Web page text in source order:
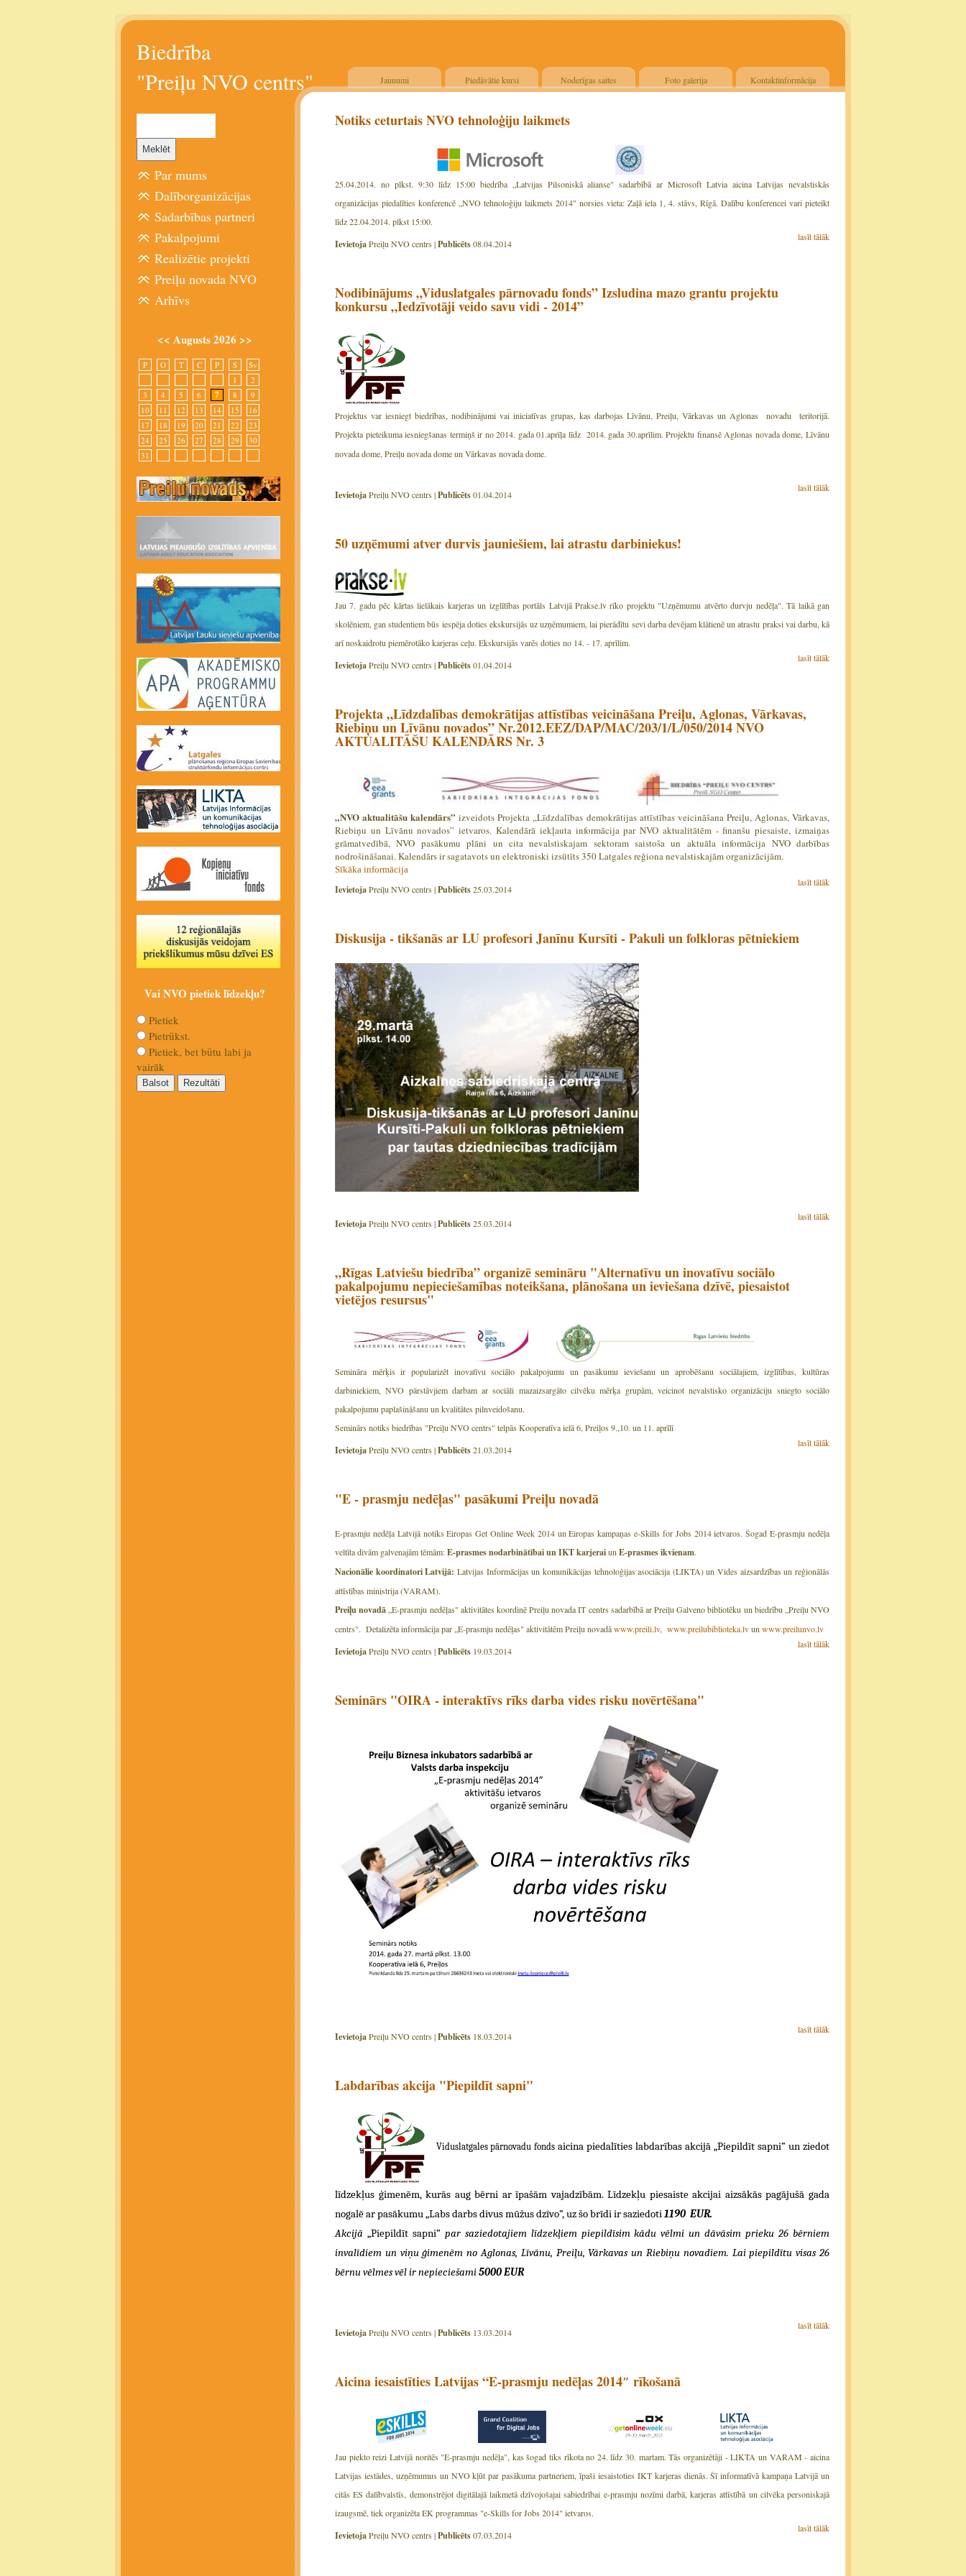
Biedrība
"Preiļu NVO centrs"
Jaunumi Piedāvātie kursi Noderīgas saites Foto galerija Kontaktinformācija
Notiks ceturtais NVO tehnoloģiju laikmets
25.04.2014. no plkst. 9:30 līdz 15:00 biedrība „Latvijas Pilsoniskā alianse" sadarbībā ar Microsoft Latvia aicina Latvijas nevalstiskās
organizācijas piedalīties konferencē „NVO tehnoloģiju laikmets 2014" norsies vieta: Zaļā iela 1, 4. stāvs, Rīgā. Dalību konferencei vari pieteikt
līdz 22.04.2014. plkst 15:00.
lasīt tālāk
IevietojaPreiļu NVO centrs |Publicēts08.04.2014
Nodibinājums „Viduslatgales pārnovadu fonds” Izsludina mazo grantu projektu
konkursu „Iedzīvotāji veido savu vidi - 2014”
Projektus var iesniegt biedrības, nodibinājumi vai iniciatīvas grupas, kas darbojas Līvānu, Preiļu, Vārkavas un Aglonas novadu teritorijā.
Projekta pieteikuma iesniegšanas termiņš ir no 2014. gada 01.aprīļa līdz 2014. gada 30.aprīlim. Projektu finansē Aglonas novada dome, Līvānu
novada dome, Preiļu novada dome un Vārkavas novada dome.
lasīt tālāk
IevietojaPreiļu NVO centrs |Publicēts01.04.2014
50 uzņēmumi atver durvis jauniešiem, lai atrastu darbiniekus!
Jau 7. gadu pēc kārtas lielākais karjeras un izglītības portāls Latvijā Prakse.lv rīko projektu "Uzņēmumu atvērto durvju nedēļa". Tā laikā gan
skolēniem, gan studentiem būs iespēja doties ekskursijās uz uzņēmumiem, lai pierādītu sevi darba devējam klātienē un atrastu praksi vai darbu, kā
arī noskaidrotu piemērotāko karjeras ceļu. Ekskursijās varēs doties no 14. - 17. aprīlim.
lasīt tālāk
IevietojaPreiļu NVO centrs |Publicēts01.04.2014
Projekta „Līdzdalības demokrātijas attīstības veicināšana Preiļu, Aglonas, Vārkavas,
Riebiņu un Līvānu novados” Nr.2012.EEZ/DAP/MAC/203/1/L/050/2014 NVO
AKTUALITĀŠU KALENDĀRS Nr. 3
„NVO aktualitāšu kalendārs” izveidots Projekta „Līdzdalības demokrātijas attīstības veicināšana Preiļu, Aglonas, Vārkavas,
Riebiņu un Līvānu novados” ietvaros. Kalendārā iekļauta informācija par NVO aktualitātēm - finanšu piesaiste, izmaiņas
grāmatvedībā, NVO pasākumu plāni un cita nevalstiskajam sektoram saistoša un aktuāla informācija NVO darbības
nodrošināšanai. Kalendārs ir sagatavots un elektroniski izsūtīts 350 Latgales reģiona nevalstiskajām organizācijām.
Sīkāka informācija
lasīt tālāk
IevietojaPreiļu NVO centrs |Publicēts25.03.2014
Diskusija - tikšanās ar LU profesori Janīnu Kursīti - Pakuli un folkloras pētniekiem
lasīt tālāk
IevietojaPreiļu NVO centrs |Publicēts25.03.2014
„Rīgas Latviešu biedrība” organizē semināru "Alternatīvu un inovatīvu sociālo
pakalpojumu nepieciešamības noteikšana, plānošana un ieviešana dzīvē, piesaistot
vietējos resursus"
Semināra mērķis ir popularizēt inovatīvu sociālo pakalpojumu un pasākumu ieviešanu un aprobēšanu sociālajiem, izglītības, kultūras
darbiniekiem, NVO pārstāvjiem darbam ar sociāli mazaizsargāto cilvēku mērķa grupām, veicinot nevalstisko organizāciju sniegto sociālo
pakalpojumu paplašināšanu un kvalitātes pilnveidošanu.
Seminārs notiks biedrības "Preiļu NVO centrs" telpās Kooperatīva ielā 6, Preiļos 9.,10. un 11. aprīlī
lasīt tālāk
IevietojaPreiļu NVO centrs |Publicēts21.03.2014
"E - prasmju nedēļas" pasākumi Preiļu novadā
E-prasmju nedēļa Latvijā notiks Eiropas Get Online Week 2014 un Eiropas kampaņas e-Skills for Jobs 2014 ietvaros. Šogad E-prasmju nedēļa
veltīta divām galvenajām tēmām:E-prasmes nodarbinātībai un IKT karjeraiunE-prasmes ikvienam.
Nacionālie koordinatori Latvijā: Latvijas Informācijas un komunikācijas tehnoloģijas asociācija (LIKTA) un Vides aizsardzības un reģionālās
attīstības ministrija (VARAM).
Preiļu novadā„E-prasmju nedēļas" aktivitātes koordinē Preiļu novada IT centrs sadarbībā ar Preiļu Galveno bibliotēku un biedrību „Preiļu NVO
centrs". Detalizēta informācija par „E-prasmju nedēļas" aktivitātēm Preiļu novadāwww.preili.lv, www.preilubiblioteka.lvunwww.preilunvo.lv
lasīt tālāk
IevietojaPreiļu NVO centrs |Publicēts 19.03.2014
Seminārs "OIRA - interaktīvs rīks darba vides risku novērtēšana"
lasīt tālāk
IevietojaPreiļu NVO centrs |Publicēts 18.03.2014
Labdarības akcija "Piepildīt sapni"
Viduslatgalespārnovadu fonds aicina piedalīties labdarības akcijā „Piepildīt sapni” un ziedot
līdzekļus ģimenēm, kurās aug bērni ar īpašām vajadzībām. Līdzekļu piesaiste akcijai aizsākās pagājušā gada
nogalē ar pasākumu „Labs darbs divus mūžus dzīvo”, uz šo brīdi ir saziedoti1190 EUR.
Akcijā „Piepildīt sapni” par saziedotajiem līdzekļiem piepildīsim kādu vēlmi un dāvāsim prieku 26 bērniem
invalīdiem un viņu ģimenēm no Aglonas, Līvānu, Preiļu, Vārkavas un Riebiņu novadiem. Lai piepildītu visas 26
bērnu vēlmes vēl ir nepieciešami5000 EUR
lasīt tālāk
IevietojaPreiļu NVO centrs |Publicēts 13.03.2014
Aicina iesaistīties Latvijas “E-prasmju nedēļas 2014″ rīkošanā
Jau piekto reizi Latvijā noritēs "E-prasmju nedēļa", kas šogad tiks rīkota no 24. līdz 30. martam. Tās organizētāji - LIKTA un VARAM - aicina
Latvijas iestādes, uzņēmumus un NVO kļūt par pasākuma partneriem, īpaši iesaistoties IKT karjeras dienās. Šī informatīvā kampaņa Latvijā un
citās ES dalībvalstīs, demonstrējot digitālajā laikmetā dzīvojošajai sabiedrībai e-prasmju nozīmi darbā, karjeras attīstībā un cilvēka personiskajā
izaugsmē, tiek organizēta EK programmas "e-Skills for Jobs 2014" ietvaros.
lasīt tālāk
IevietojaPreiļu NVO centrs |Publicēts07.03.2014
Par mums
Dalīborganizācijas
Sadarbības partneri
Pakalpojumi
Realizētie projekti
Preiļu novada NVO
Arhīvs
<< Augusts 2026 >>
P O T C P S
Sv
1
2
3
4 5 6 7 8
9
10
11 12 13 14 15
16
17
18 19 20 21 22
23
24
25 26 27 28 29
30
31
Vai NVO pietiek līdzekļu?
Pietiek
Pietrūkst.
Pietiek, bet būtu labi ja
vairāk